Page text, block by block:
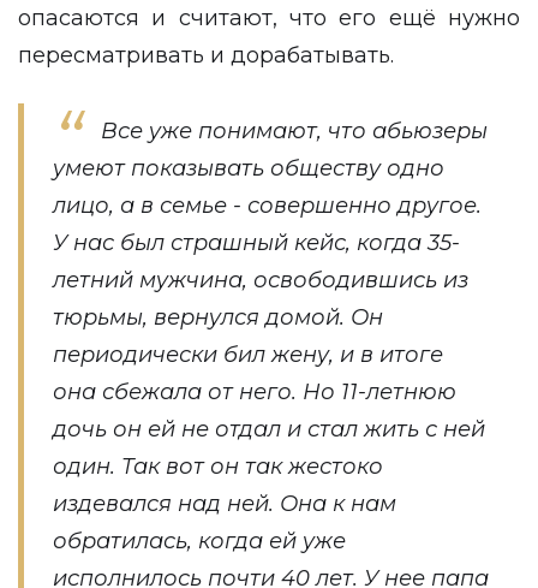
опасаются и считают, что его ещё нужно
пересматривать и дорабатывать.
Все уже понимают, что абьюзеры
умеют показывать обществу одно
лицо, а в семье - совершенно другое.
У нас был страшный кейс, когда 35-
летний мужчина, освободившись из
тюрьмы, вернулся домой. Он
периодически бил жену, и в итоге
она сбежала от него. Но 11-летнюю
дочь он ей не отдал и стал жить с ней
один. Так вот он так жестоко
издевался над ней. Она к нам
обратилась, когда ей уже
исполнилось почти 40 лет. У нее папа